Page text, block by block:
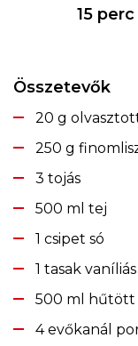
15 perc
Összetevők
20 g
250 g
3 tojás
500 ml tej
1 csipet só
1 tasak
500 ml hűtött
4 evőkanál